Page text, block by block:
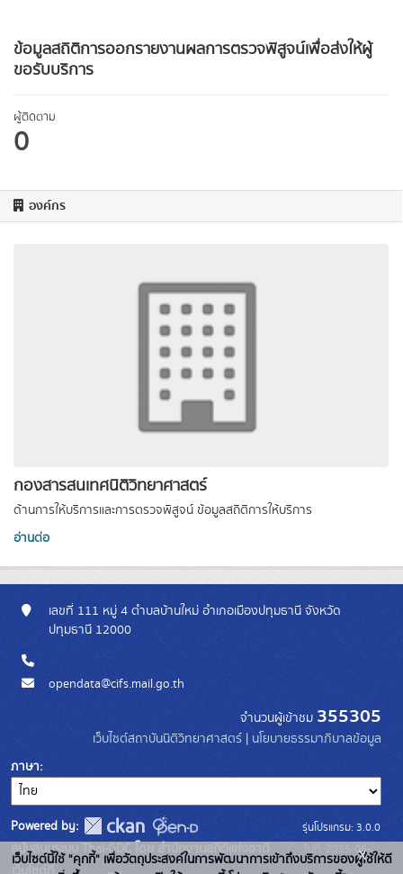
ข้อมูลสถิติการออกรายงานผลการตรวจพิสูจน์เพื่อส่งให้ผู้
ขอรับบริการ
ผู้ติดตาม
0
องค์กร
กองสารสนเทศนิติวิทยาศาสตร์
ด้านการให้บริการและการตรวจพิสูจน์ ข้อมูลสถิติการให้บริการ
อ่านต่อ
เลขที่ 111 หมู่ 4 ตำบลบ้านใหม่ อำเภอเมืองปทุมธานี จังหวัด
ปทุมธานี 12000
opendata@cifs.mail.go.th
จำนวนผู้เข้าชม 355305
เว็บไซต์สถาบันนิติวิทยาศาสตร์ | นโยบายธรรมาภิบาลข้อมูล
ภาษา
Powered by:
สนับสนุนระบบ Thai-GDC โดย สำนักงานสถิติแห่งชาติ
รุ่นโปรแกรม: 3.0.0
วันที่: 2025-06-
เว็บไซต์นี้ใช้ "คุกกี้" เพื่อวัตถุประสงค์ในการพัฒนาการเข้าถึงบริการของผู้ใช้ให้ดี
x